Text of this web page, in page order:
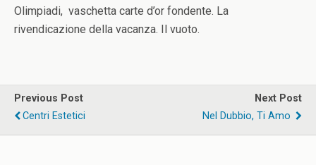
Olimpiadi, vaschetta carte d’or fondente. La
rivendicazione della vacanza. Il vuoto.
Previous Post
Centri Estetici
Next Post
Nel Dubbio, Ti Amo